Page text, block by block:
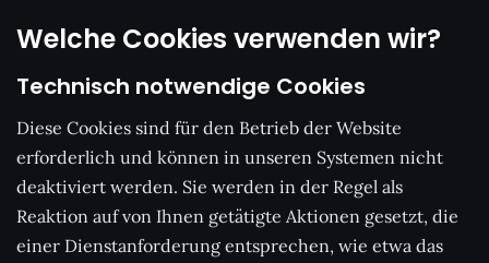
Welche Cookies verwenden wir?
Technisch notwendige Cookies
Diese Cookies sind für den Betrieb der Website
erforderlich und können in unseren Systemen nicht
deaktiviert werden. Sie werden in der Regel als
Reaktion auf von Ihnen getätigte Aktionen gesetzt, die
einer Dienstanforderung entsprechen, wie etwa das